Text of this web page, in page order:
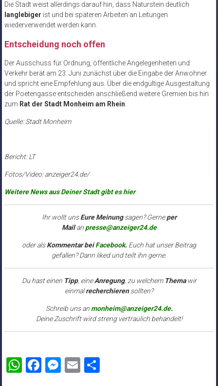
Die Stadt weist allerdings darauf hin, dass Naturstein deutlich
langlebiger ist und bei späteren Arbeiten an Leitungen
wiederverwendet werden kann.
Entscheidung noch offen
Der Ausschuss für Ordnung, öffentliche Angelegenheiten und
Verkehr berät am 23. Juni zunächst über die Eingabe der Anwohner
und spricht eine Empfehlung aus. Über die endgültige Ausgestaltung
der Poetengasse entscheiden anschließend weitere Gremien bis hin
zum Rat der Stadt Monheim am Rhein.
Quelle: Stadt Monheim
Bericht: LT
Fotos/Video: anzeiger24.de/
Weitere News aus Deiner Stadt gibt es hier
Ihr wollt unsEure Meinungsagen? Gerneper
Mailanpresse@anzeiger24.de
oder alsKommentar beiFacebook. Euch hat unser Beitrag
gefallen? Dann liked und teilt ihn gerne.
Du hast einen Tipp, eineAnregung, zu welchem Themawir
einmalrecherchierensollten?
Schreib uns anmonheim@anzeiger24.de.
Deine Zuschrift wird streng vertraulich behandelt!
WhatsApp
Facebook
Messenger
Email